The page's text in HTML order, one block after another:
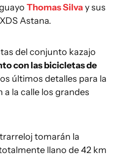
Thomas Silvay sus
Astana.
del conjunto kazajo
con las bicicletas de
últimos detalles para la
a la calle los grandes
tomarán la
llano de 42 km